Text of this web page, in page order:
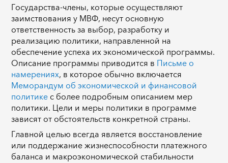
Государства-члены, которые осуществляют
заимствования у МВФ, несут основную
ответственность за выбор, разработку и
реализацию политики, направленной на
обеспечение успеха их экономической программы.
Описание программы приводится в Письме о
намерениях, в которое обычно включается
Меморандум об экономической и финансовой
политикес более подробным описанием мер
политики. Цели и меры политики в программе
зависят от обстоятельств конкретной страны.
Главной целью всегда является восстановление
или поддержание жизнеспособности платежного
баланса и макроэкономической стабильности